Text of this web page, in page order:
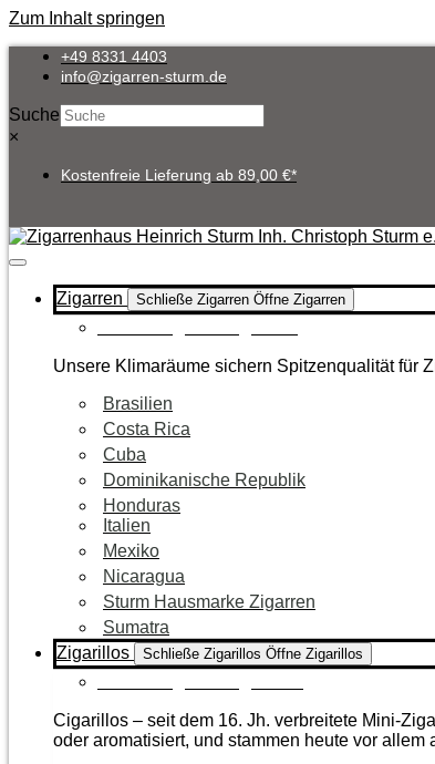
Zum Inhalt springen
+49 8331 4403
info@zigarren-sturm.de
Suche
×
Kostenfreie Lieferung ab 89,00 €*
Zigarren Schließe Zigarren Öffne Zigarren
Unsere Klimaräume sichern Spitzenqualität für
Brasilien
Costa Rica
Cuba
Dominikanische Republik
Honduras
Italien
Mexiko
Nicaragua
Sturm Hausmarke Zigarren
Sumatra
Zigarillos
Schließe Zigarillos Öffne Zigarillos
Cigarillos – seit dem 16. Jh. verbreitete Mini-
oder aromatisiert, und stammen heute vor